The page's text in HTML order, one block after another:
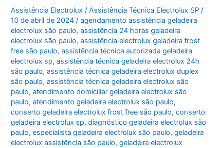
Assistência Electrolux /Assistência Técnica Electrolux SP/
10 de abril de 2024/agendamento assistência geladeira
electrolux são paulo,assistência 24 horas geladeira
electrolux são paulo,assistência electrolux geladeira frost
free são paulo,assistência técnica autorizada geladeira
electrolux sp,assistência técnica geladeira electrolux 24h
são paulo,assistência técnica geladeira electrolux duplex
são paulo,assistência técnica geladeira electrolux são
paulo,atendimento domiciliar geladeira electrolux são
paulo,atendimento geladeira electrolux são paulo,
conserto geladeira electrolux frost free são paulo,conserto
geladeira electrolux sp,diagnóstico geladeira electrolux são
paulo,especialista geladeira electrolux são paulo,geladeira
electrolux assistência são paulo,geladeira electrolux